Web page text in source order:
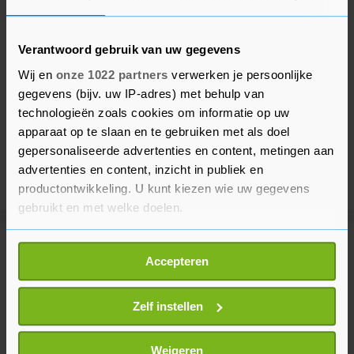
Verantwoord gebruik van uw gegevens
Wij en onze 1022 partners verwerken je persoonlijke
gegevens (bijv. uw IP-adres) met behulp van
technologieën zoals cookies om informatie op uw
apparaat op te slaan en te gebruiken met als doel
gepersonaliseerde advertenties en content, metingen aan
advertenties en content, inzicht in publiek en
productontwikkeling. U kunt kiezen wie uw gegevens
gebruikt en met welke doelen.
Als u het toestaat, willen we ook graag:
Informatie verzamelen over uw geografische
locatie, die tot een paar meter nauwkeurig kan zijn
Uw apparaat identificeren door het actief te
scannen op specifieke eigenschappen (fingerprinting)
Lees meer over hoe uw persoonlijke gegevens worden
Accepteren
Zelf instellen
Weigeren
Meer uit Binnenland
Boeren met tractoren
demonstreren in Maas en Waal